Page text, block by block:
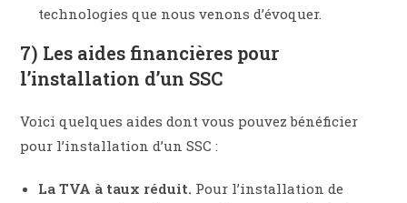
technologies que nous venons d’évoquer.
7) Les aides financières pour
l’installation d’un SSC
Voici quelques aides dont vous pouvez bénéficier
pour l’installation d’un SSC :
La TVA à taux réduit. Pour l’installation de